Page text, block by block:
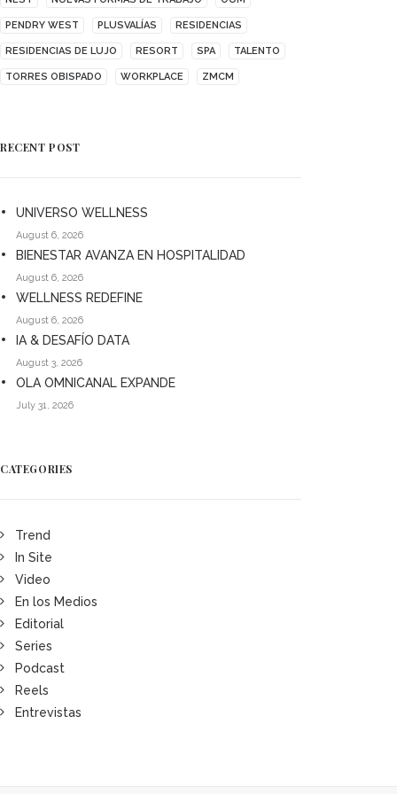
PENDRY WEST PLUSVALÍAS RESIDENCIAS
RESIDENCIAS DE LUJO RESORT SPA TALENTO
TORRES OBISPADO WORKPLACE ZMCM
RECENT POST
UNIVERSO WELLNESS
August 6, 2026
BIENESTAR AVANZA EN HOSPITALIDAD
August 6, 2026
WELLNESS REDEFINE
August 6, 2026
IA & DESAFÍO DATA
August 3, 2026
OLA OMNICANAL EXPANDE
July 31, 2026
CATEGORIES
Trend
In Site
Video
En los Medios
Editorial
Series
Podcast
Reels
Entrevistas